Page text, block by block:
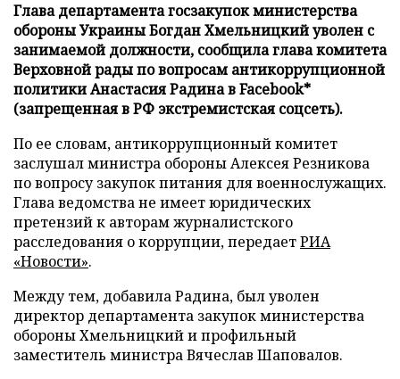
Глава департамента госзакупок министерства
обороны Украины Богдан Хмельницкий уволен с
занимаемой должности, сообщила глава комитета
Верховной рады по вопросам антикоррупционной
политики Анастасия Радина в Facebook*
(запрещенная в РФ экстремистская соцсеть).
По ее словам, антикоррупционный комитет
заслушал министра обороны Алексея Резникова
по вопросу закупок питания для военнослужащих.
Глава ведомства не имеет юридических
претензий к авторам журналистского
расследования о коррупции, передаетРИА
«Новости».
Между тем, добавила Радина, был уволен
директор департамента закупок министерства
обороны Хмельницкий и профильный
заместитель министра Вячеслав Шаповалов.